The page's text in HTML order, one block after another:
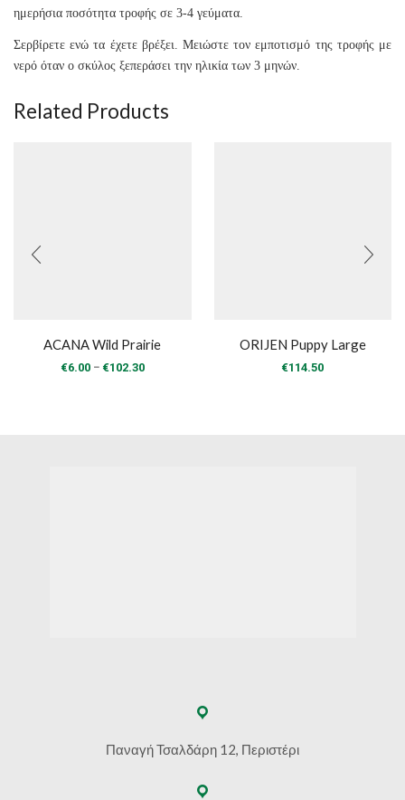
ημερήσια ποσότητα τροφής σε 3-4 γεύματα.
Σερβίρετε ενώ τα έχετε βρέξει. Μειώστε τον εμποτισμό της τροφής με
νερό όταν ο σκύλος ξεπεράσει την ηλικία των 3 μηνών.
Related Products
ACANA Wild Prairie
€6.00 – €102.30Price
ORIJEN Puppy Large
€114.50
Παναγή Τσαλδάρη 12, Περιστέρι